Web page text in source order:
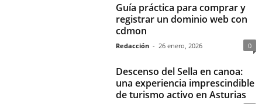
Guía práctica para comprar y
registrar un dominio web con
cdmon
Redacción - 26 enero, 2026 0
Descenso del Sella en canoa:
una experiencia imprescindible
de turismo activo en Asturias